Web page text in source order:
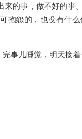
的事，做不好的事
抱怨的，也没有什
事儿睡觉，明天接着